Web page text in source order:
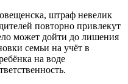
штраф невелик
повторно привлекут
может дойти до лишения
семьи на учёт в
на воде